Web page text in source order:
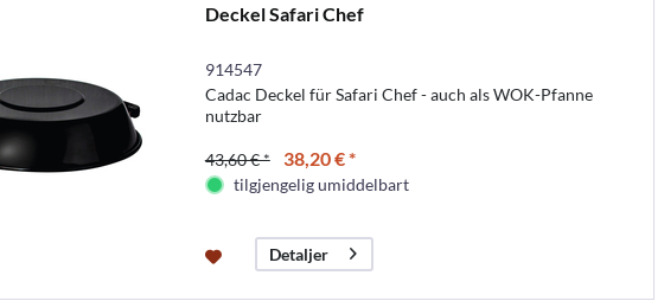
Deckel Safari Chef
914547
Cadac Deckel für Safari Chef - auch als WOK-Pfanne
nutzbar
43,60 € * 38,20 € *
tilgjengelig umiddelbart
Detaljer